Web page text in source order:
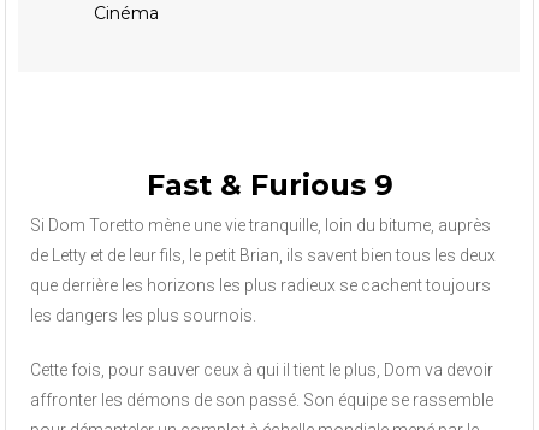
Cinéma
Fast & Furious 9
Si Dom Toretto mène une vie tranquille, loin du bitume, auprès
de Letty et de leur fils, le petit Brian, ils savent bien tous les deux
que derrière les horizons les plus radieux se cachent toujours
les dangers les plus sournois.
Cette fois, pour sauver ceux à qui il tient le plus, Dom va devoir
affronter les démons de son passé. Son équipe se rassemble